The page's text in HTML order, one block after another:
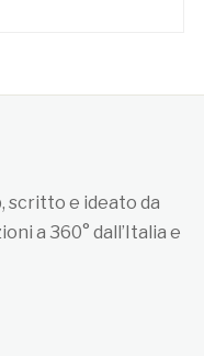
scritto e ideato da
a 360° dall’Italia e